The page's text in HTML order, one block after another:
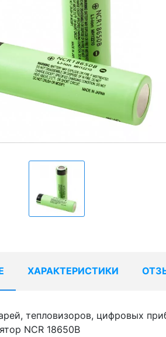
ХАРАКТЕРИСТИКИ
тепловизоров, цифровых
NCR 18650B